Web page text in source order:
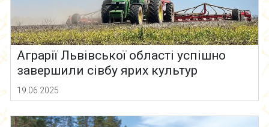
Аграрії Львівської області успішно
завершили сівбу ярих культур
19.06.2025